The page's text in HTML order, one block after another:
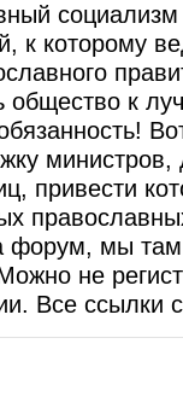
к которому
общество к
министров,
привести
форум, мы
не
Все ссылки